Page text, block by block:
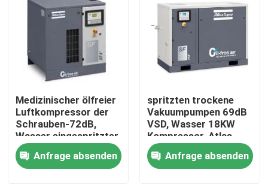
Startseite
Produkte
Medizinischer ölfreier
Luftkompressor der
Schrauben-72dB,
Wasser eingespritzter
Kompressor der
Schrauben-IP55
Anfrage absenden
spritzten trockene
Vakuumpumpen 69dB
VSD, Wasser 18KW
Kompressor-Atlas
Copco AQ 18 ein
Anfrage absenden